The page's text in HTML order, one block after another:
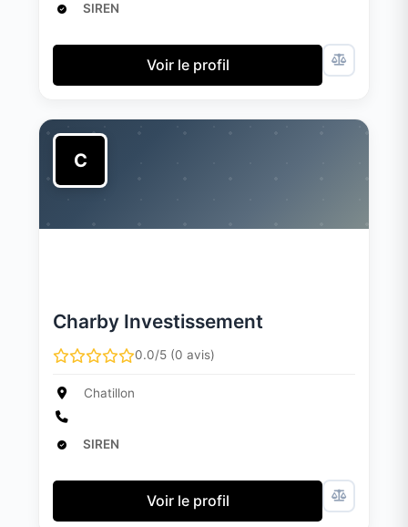
SIREN
Voir le profil
C
Charby Investissement
0.0/5 (0 avis)
Chatillon
SIREN
Voir le profil